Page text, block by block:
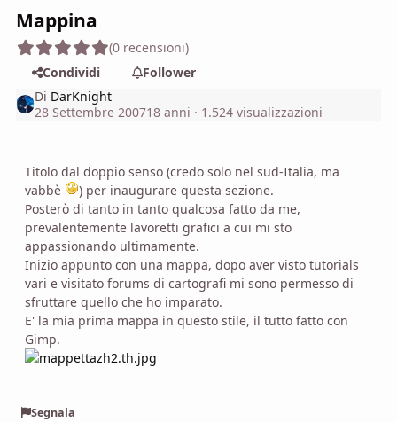
Mappina
(0 recensioni)
Condividi
Follower
Di DarKnight
28 Settembre 200718 anni · 1.524 visualizzazioni
Titolo dal doppio senso (credo solo nel sud-Italia, ma
vabbè
) per inaugurare questa sezione.
Posterò di tanto in tanto qualcosa fatto da me,
prevalentemente lavoretti grafici a cui mi sto
appassionando ultimamente.
Inizio appunto con una mappa, dopo aver visto tutorials
vari e visitato forums di cartografi mi sono permesso di
sfruttare quello che ho imparato.
E' la mia prima mappa in questo stile, il tutto fatto con
Gimp.
Segnala